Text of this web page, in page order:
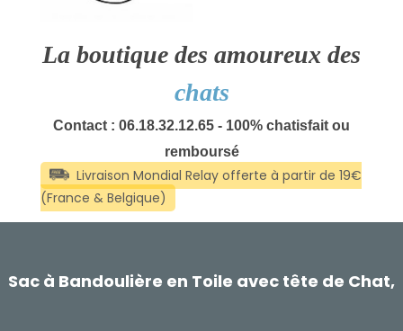
La boutique des amoureux des
chats
Contact : 06.18.32.12.65 - 100% chatisfait ou
remboursé
Sac à Bandoulière en Toile avec tête de Chat,